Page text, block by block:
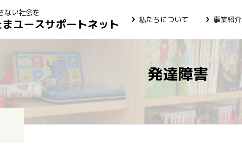
ない社会を
ユースサポートネット 私たちについて 事業紹介
発達障害